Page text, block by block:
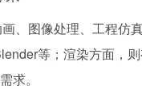
、图像处理、工程
等；渲染方面，
求。